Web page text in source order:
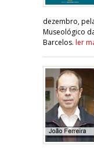
dezembro,
Museológico
Barcelos. ler